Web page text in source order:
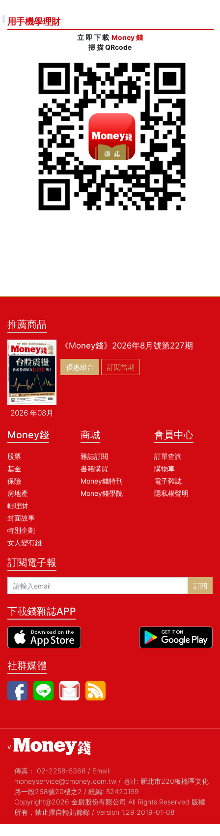
用手機學理財
立 即 下 載 Money 錢
掃 描 QRcode
推薦商品
2026 年08月
《Money錢》2026年8月號第227期
優惠組合 訂閱當期
Money錢
股票
基金
保險
房地產
輕理財
封面故事
特別企劃
女人變有錢
商城
雜誌訂閱
書籍購買
Money錢特刊
Money錢學院
會員中心
訂單查詢
購物車
電子雜誌
隱私權聲明
訂閱電子報
訂閱
下載錢雜誌APP
社群媒體
v
傳真： 02-2258-5366 / Email:
moneyservice@cmoney.com.tw / 地址: 新北市220板橋區文化
路一段268號20樓之2 / 統編: 52420159
Copyright@2026 金尉股份有限公司 All Rights Reserved 版權
所有，禁止擅自轉貼節錄 / Version 1.29 2019-01-08